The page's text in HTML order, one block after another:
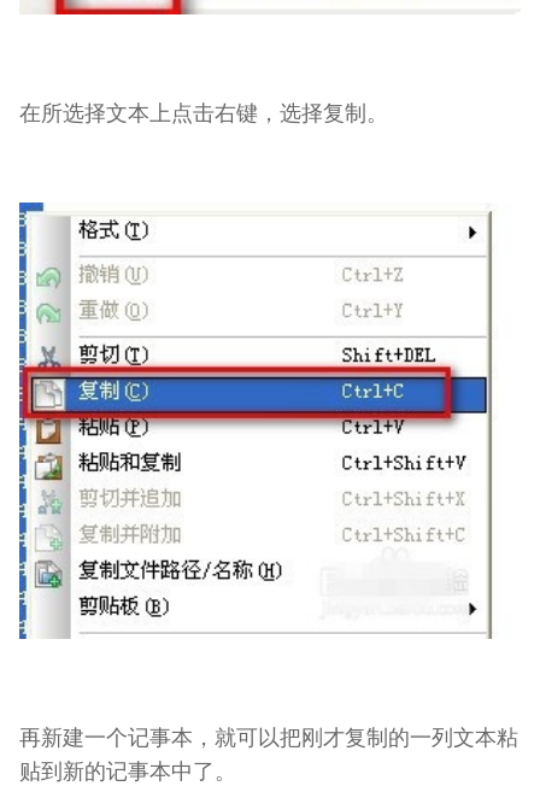
在所选择文本上点击右键，选择复制。
再新建一个记事本，就可以把刚才复制的一列文本粘
贴到新的记事本中了。